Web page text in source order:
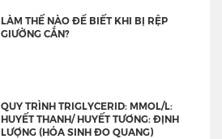
LÀM THẾ NÀO ĐỂ BIẾT KHI BỊ RỆP
GIƯỜNG CẮN?
QUY TRÌNH TRIGLYCERID: MMOL/L:
HUYẾT THANH/ HUYẾT TƯƠNG: ĐỊNH
LƯỢNG (HÓA SINH ĐO QUANG)